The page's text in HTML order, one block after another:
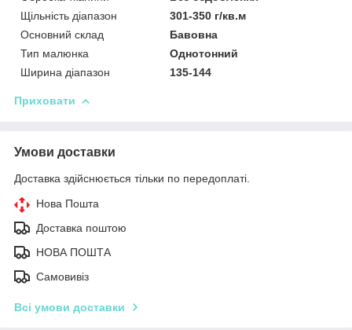
Щільність діапазон
301-350 г/кв.м
Основний склад
Бавовна
Тип малюнка
Однотонний
Ширина діапазон
135-144
Приховати
Умови доставки
Доставка здійснюється тільки по передоплаті.
Нова Пошта
Доставка поштою
НОВА ПОШТА
Самовивіз
Всі умови доставки